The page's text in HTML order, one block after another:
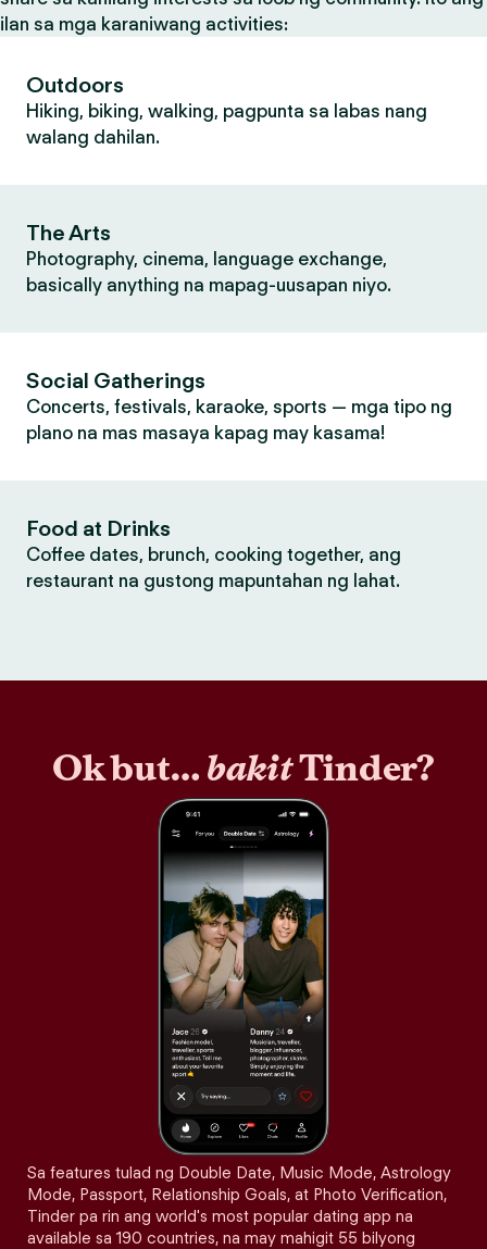
ilan sa mga karaniwang activities:
Outdoors
Hiking, biking, walking, pagpunta sa labas nang
walang dahilan.
The Arts
Photography, cinema, language exchange,
basically anything na mapag-uusapan niyo.
Social Gatherings
Concerts, festivals, karaoke, sports — mga tipo ng
plano na mas masaya kapag may kasama!
Food at Drinks
Coffee dates, brunch, cooking together, ang
restaurant na gustong mapuntahan ng lahat.
Ok but…bakitTinder?
Sa features tulad ng Double Date, Music Mode, Astrology
Mode, Passport, Relationship Goals, at Photo Verification,
Tinder pa rin ang world's most popular dating app na
available sa 190 countries, na may mahigit 55 bilyong